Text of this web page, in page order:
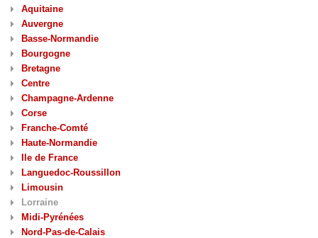
Aquitaine
Auvergne
Basse-Normandie
Bourgogne
Bretagne
Centre
Champagne-Ardenne
Corse
Franche-Comté
Haute-Normandie
Ile de France
Languedoc-Roussillon
Limousin
Lorraine
Midi-Pyrénées
Nord-Pas-de-Calais